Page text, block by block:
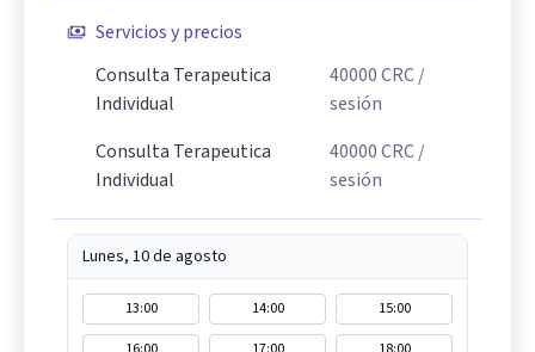
Servicios y precios
Consulta Terapeutica
Individual
40000 CRC/
sesión
Consulta Terapeutica
Individual
40000 CRC/
sesión
Lunes, 10 de agosto
13:00 14:00
15:00